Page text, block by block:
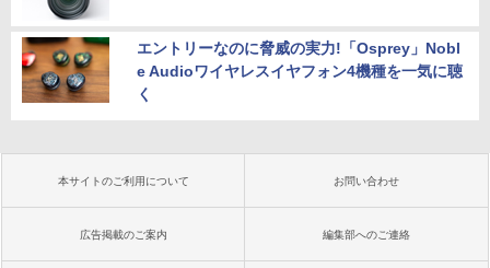
エントリーなのに脅威の実力!「Osprey」Nobl
e Audioワイヤレスイヤフォン4機種を一気に聴
く
本サイトのご利用について お問い合わせ
広告掲載のご案内 編集部へのご連絡